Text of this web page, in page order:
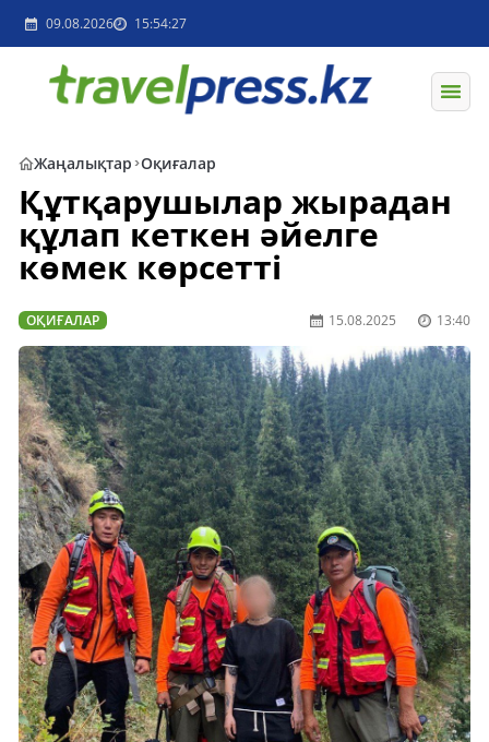
09.08.2026 15:54:27
Жаңалықтар Оқиғалар
Құтқарушылар жырадан
құлап кеткен әйелге
көмек көрсетті
ОҚИҒАЛАР 15.08.2025 13:40